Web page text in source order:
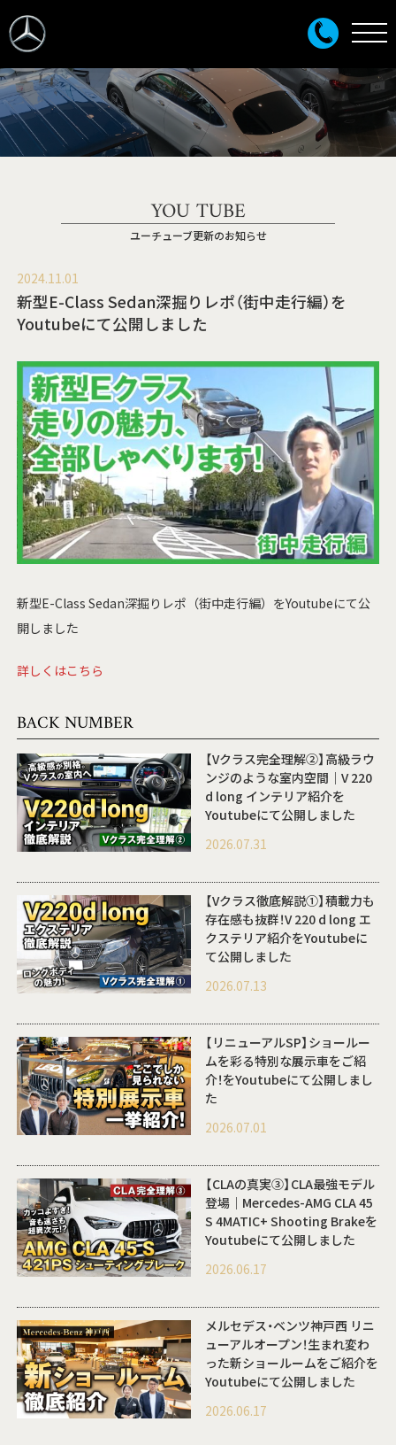
YOU TUBE
ユーチューブ更新のお知らせ
2024.11.01
新型E-Class Sedan深掘りレポ（街中走行編）を
Youtubeにて公開しました
新型E-Class Sedan深掘りレポ（街中走行編）をYoutubeにて公
開しました
詳しくはこちら
BACK NUMBER
【Vクラス完全理解②】高級ラウ
ンジのような室内空間｜V 220
d long インテリア紹介を
Youtubeにて公開しました
2026.07.31
【Vクラス徹底解説①】積載力も
存在感も抜群！V 220 d long エ
クステリア紹介をYoutubeに
て公開しました
2026.07.13
【リニューアルSP】ショールー
ムを彩る特別な展示車をご紹
介！をYoutubeにて公開しまし
た
2026.07.01
【CLAの真実③】CLA最強モデル
登場｜Mercedes-AMG CLA 45
S 4MATIC+ Shooting Brakeを
Youtubeにて公開しました
2026.06.17
メルセデス・ベンツ神戸西 リニ
ューアルオープン！生まれ変わ
った新ショールームをご紹介を
Youtubeにて公開しました
2026.06.17